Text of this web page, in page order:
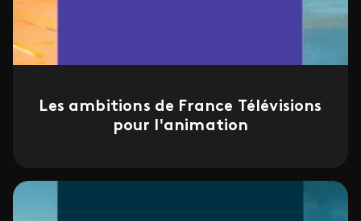
Les ambitions de France Télévisions
pour l'animation